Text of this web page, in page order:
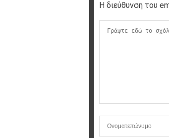
Η διεύθυνση του